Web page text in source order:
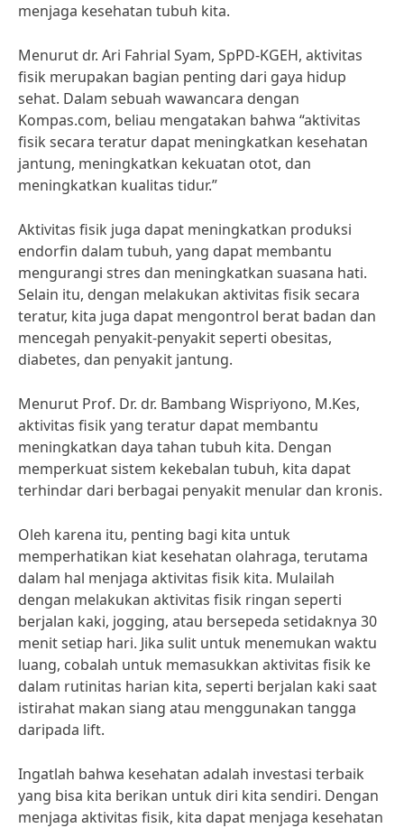
menjaga kesehatan tubuh kita.
Menurut dr. Ari Fahrial Syam, SpPD-KGEH, aktivitas
fisik merupakan bagian penting dari gaya hidup
sehat. Dalam sebuah wawancara dengan
Kompas.com, beliau mengatakan bahwa “aktivitas
fisik secara teratur dapat meningkatkan kesehatan
jantung, meningkatkan kekuatan otot, dan
meningkatkan kualitas tidur.”
Aktivitas fisik juga dapat meningkatkan produksi
endorfin dalam tubuh, yang dapat membantu
mengurangi stres dan meningkatkan suasana hati.
Selain itu, dengan melakukan aktivitas fisik secara
teratur, kita juga dapat mengontrol berat badan dan
mencegah penyakit-penyakit seperti obesitas,
diabetes, dan penyakit jantung.
Menurut Prof. Dr. dr. Bambang Wispriyono, M.Kes,
aktivitas fisik yang teratur dapat membantu
meningkatkan daya tahan tubuh kita. Dengan
memperkuat sistem kekebalan tubuh, kita dapat
terhindar dari berbagai penyakit menular dan kronis.
Oleh karena itu, penting bagi kita untuk
memperhatikan kiat kesehatan olahraga, terutama
dalam hal menjaga aktivitas fisik kita. Mulailah
dengan melakukan aktivitas fisik ringan seperti
berjalan kaki, jogging, atau bersepeda setidaknya 30
menit setiap hari. Jika sulit untuk menemukan waktu
luang, cobalah untuk memasukkan aktivitas fisik ke
dalam rutinitas harian kita, seperti berjalan kaki saat
istirahat makan siang atau menggunakan tangga
daripada lift.
Ingatlah bahwa kesehatan adalah investasi terbaik
yang bisa kita berikan untuk diri kita sendiri. Dengan
menjaga aktivitas fisik, kita dapat menjaga kesehatan